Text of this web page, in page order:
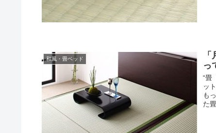
和風・畳ベッド
っ
“畳
ッ
も
た